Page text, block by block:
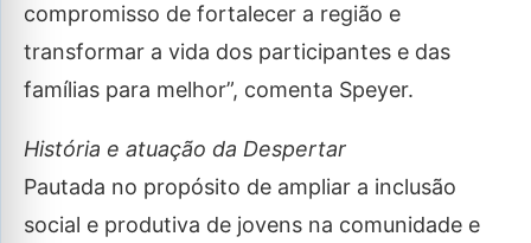
compromisso de fortalecer a região e
transformar a vida dos participantes e das
famílias para melhor”, comenta Speyer.
História e atuação da Despertar
Pautada no propósito de ampliar a inclusão
social e produtiva de jovens na comunidade e